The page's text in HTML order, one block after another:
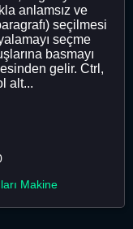
anlamsız ve
seçilmesi
seçme
basmayı
gelir. Ctrl,
alt...
Makine